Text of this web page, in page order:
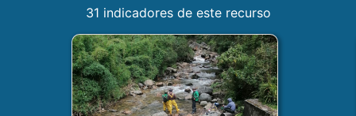
31 indicadores de este recurso